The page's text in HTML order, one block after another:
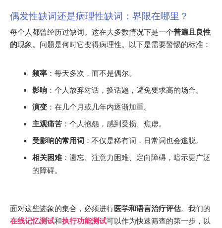
偶发性缺词还是病理性缺词：界限在哪里？
每个人都曾经历过缺词。这在大多数情况下是一个普遍且良性
的现象。问题是何时它变得病理性。以下是需要警惕的标准：
频率 ：每天多次，而不是偶尔。
影响 ：个人放弃对话，换话题，避免要求高的场合。
演变 ：在几个月或几年内逐渐加重。
主观痛苦 ：个人抱怨，感到受损、焦虑。
受影响的常用词 ：不仅是稀有词，日常词也会逃脱。
相关困难 ：遗忘、注意力困难、定向障碍，暗示更广泛
的障碍。
面对这些迹象的集合，必须进行医学和语言治疗评估。我们的
在线记忆测试和执行功能测试可以作为快速筛查的第一步，以